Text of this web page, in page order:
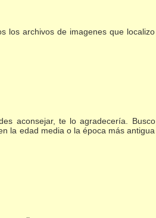
los archivos de imagenes que localizo
aconsejar, te lo agradecería. Busco
la edad media o la época más antigua